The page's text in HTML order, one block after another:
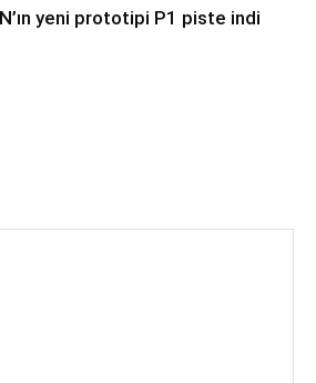
yeni prototipi P1 piste indi